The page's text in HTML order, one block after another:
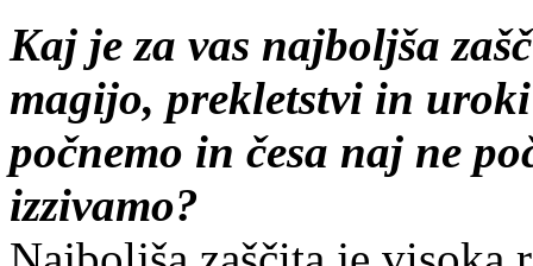
Kaj je za vas najboljša
magijo, prekletstvi in
počnemo in česa naj ne
izzivamo?